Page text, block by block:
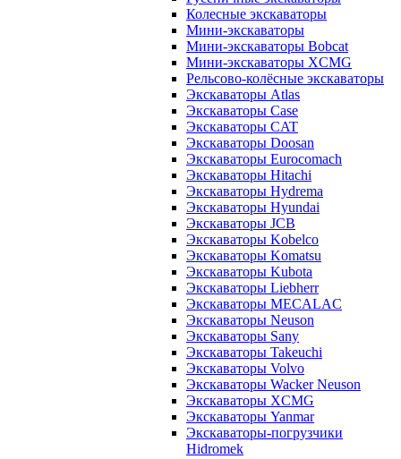
Колесные экскаваторы
Мини-экскаваторы
Мини-экскаваторы Bobcat
Мини-экскаваторы XCMG
Рельсово-колёсные экскаваторы
Экскаваторы Atlas
Экскаваторы Case
Экскаваторы CAT
Экскаваторы Doosan
Экскаваторы Eurocomach
Экскаваторы Hitachi
Экскаваторы Hydrema
Экскаваторы Hyundai
Экскаваторы JCB
Экскаваторы Kobelco
Экскаваторы Komatsu
Экскаваторы Kubota
Экскаваторы Liebherr
Экскаваторы MECALAC
Экскаваторы Neuson
Экскаваторы Sany
Экскаваторы Takeuchi
Экскаваторы Volvo
Экскаваторы Wacker Neuson
Экскаваторы XCMG
Экскаваторы Yanmar
Экскаваторы-погрузчики
Hidromek